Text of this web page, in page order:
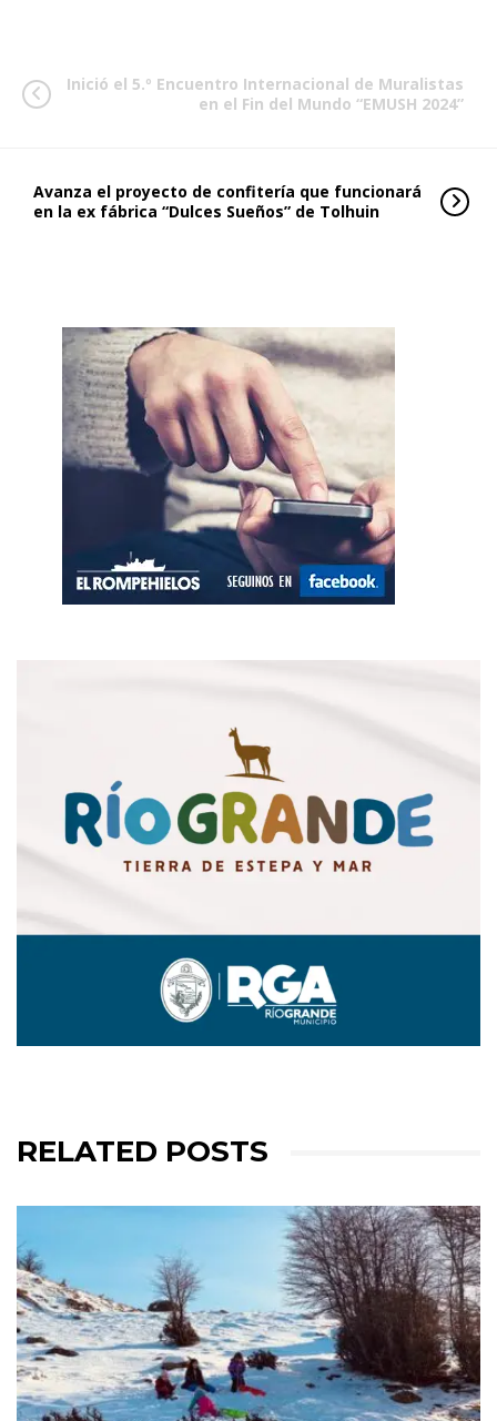
Inició el 5.º Encuentro Internacional de Muralistas
en el Fin del Mundo “EMUSH 2024”
Avanza el proyecto de confitería que funcionará
en la ex fábrica “Dulces Sueños” de Tolhuin
RELATED POSTS